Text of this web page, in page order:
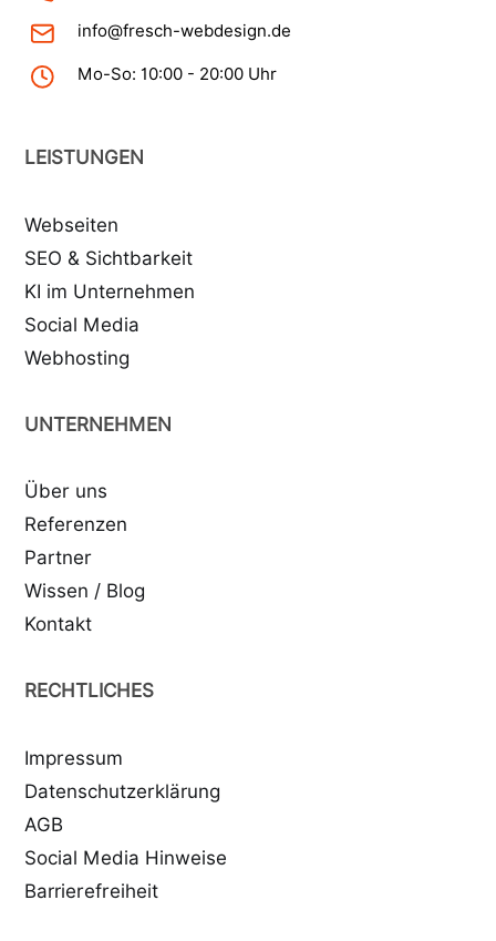
info@fresch-webdesign.de
Mo-So: 10:00 - 20:00 Uhr
LEISTUNGEN
Webseiten
SEO & Sichtbarkeit
KI im Unternehmen
Social Media
Webhosting
UNTERNEHMEN
Über uns
Referenzen
Partner
Wissen / Blog
Kontakt
RECHTLICHES
Impressum
Datenschutzerklärung
AGB
Social Media Hinweise
Barrierefreiheit